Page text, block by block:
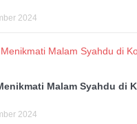
2024
Malam Syahdu di
2024